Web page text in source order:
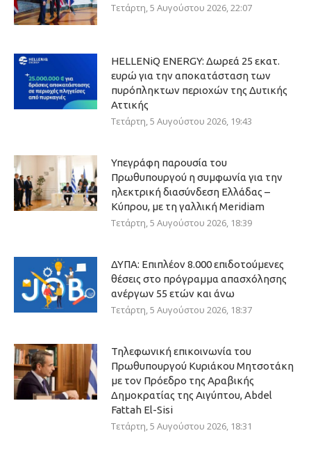
Τετάρτη, 5 Αυγούστου 2026, 22:07
HELLENiQ ENERGY: Δωρεά 25 εκατ.
ευρώ για την αποκατάσταση των
πυρόπληκτων περιοχών της Δυτικής
Αττικής
Τετάρτη, 5 Αυγούστου 2026, 19:43
Υπεγράφη παρουσία του
Πρωθυπουργού η συμφωνία για την
ηλεκτρική διασύνδεση Ελλάδας –
Κύπρου, με τη γαλλική Meridiam
Τετάρτη, 5 Αυγούστου 2026, 18:39
ΔΥΠΑ: Επιπλέον 8.000 επιδοτούμενες
θέσεις στο πρόγραμμα απασχόλησης
ανέργων 55 ετών και άνω
Τετάρτη, 5 Αυγούστου 2026, 18:37
Τηλεφωνική επικοινωνία του
Πρωθυπουργού Κυριάκου Μητσοτάκη
με τον Πρόεδρο της Αραβικής
Δημοκρατίας της Αιγύπτου, Abdel
Fattah El-Sisi
Τετάρτη, 5 Αυγούστου 2026, 18:31